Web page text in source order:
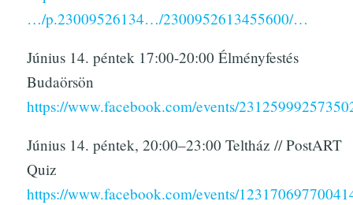
…/p.23009526134…/2300952613455600/…
Június 14. péntek 17:00-20:00 Élményfestés
Budaörsön
https://www.facebook.com/events/
Június 14. péntek, 20:00–23:00 Teltház // PostART
Quiz
https://www.facebook.com/events/